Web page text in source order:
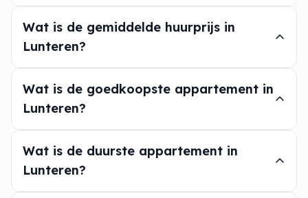
Wat is de gemiddelde huurprijs in
Lunteren?
Wat is de goedkoopste appartement in
Lunteren?
Wat is de duurste appartement in
Lunteren?